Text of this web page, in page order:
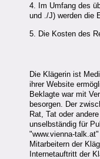
4. Im Umfang des
und ./J) werden die
5. Die Kosten des
Die Klägerin ist
ihrer Website
Beklagte war mit
besorgen. Der
Rat, Tat oder
unselbständig für
"www.vienna-
Mitarbeitern der
Internetauftritt der